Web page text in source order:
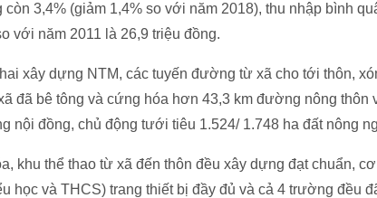
còn 3,4% (giảm 1,4% so với năm 2018), thu nhập bình
với năm 2011 là 26,9 triệu đồng.
xây dựng NTM, các tuyến đường từ xã cho tới thôn,
đã bê tông và cứng hóa hơn 43,3 km đường nông thôn
nội đồng, chủ động tưới tiêu 1.524/ 1.748 ha đất nông
khu thể thao từ xã đến thôn đều xây dựng đạt chuẩn,
học và THCS) trang thiết bị đầy đủ và cả 4 trường đều